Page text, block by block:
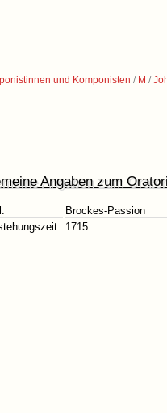
und Komponisten / M /
Angaben zum
Brockes-Passion
1715